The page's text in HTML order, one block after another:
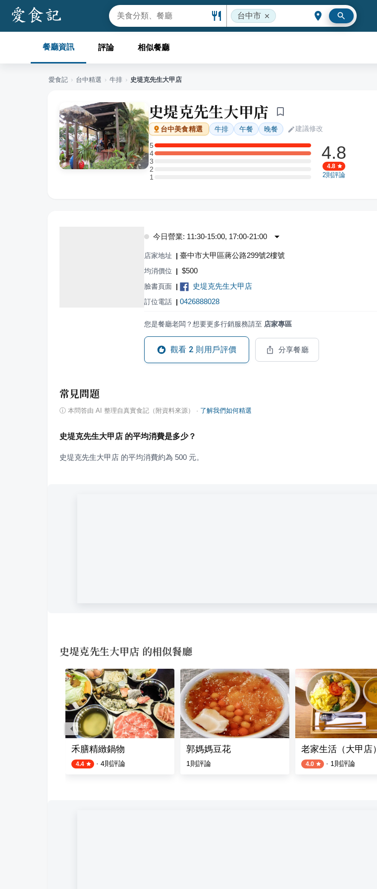
台中市
餐廳資訊 評論 相似餐廳
愛食記 › 台中精選 › 牛排 › 史堤克先生大甲店
史堤克先生大甲店
台中美食精選 牛排 午餐 晚餐 建議修改
5
5 星：1 則評論
4
4 星：1 則評論
3
3 星：0 則評論
2
2 星：0 則評論
11 星：0 則評論
4.8
4.8
2則評論
今日營業: 11:30-15:00, 17:00-21:00
店家地址 | 臺中市大甲區蔣公路299號2樓號
均消價位 | $500
臉書頁面 | 史堤克先生大甲店
訂位電話 | 0426888028
您是餐廳老闆？想要更多行銷服務請至 店家專區
觀看 2 則用戶評價 分享餐廳
常見問題
ⓘ 本問答由 AI 整理自真實食記（附資料來源） · 了解我們如何精選
史堤克先生大甲店 的平均消費是多少？
史堤克先生大甲店 的平均消費約為 500 元。
史堤克先生大甲店 的相似餐廳
禾膳精緻鍋物
4.4 · 4則評論
郭媽媽豆花
1 則評論
老家生活（大甲店）
4.0 · 1 則評論